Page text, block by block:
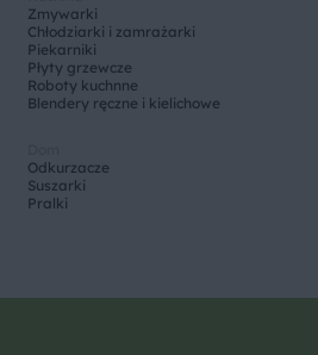
Zmywarki
Chłodziarki i zamrażarki
Piekarniki
Płyty grzewcze
Roboty kuchnne
Blendery ręczne i kielichowe
Odkurzacze
Suszarki
Pralki